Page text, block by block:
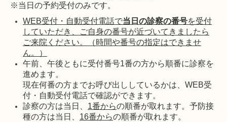
※当日の予約受付のみです。
WEB受付・自動受付電話で当日の診察の番号を受付
していただき、ご自身の番号が近づいてきましたら
ご来院ください。（時間や番号の指定はできませ
ん。）
午前、午後ともに受付番号1番の方から順番に診察を
進めます。
現在何番の方までお呼び出ししているかは、WEB受
付・自動受付電話で確認ができます。
診察の方は当日、 1番からの順番が取れます。予防接
種の方は当日、 16番からの順番が取れます。